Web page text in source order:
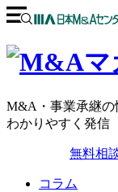
M&A・事業承継の
わかりやすく発信
無料相
コラム